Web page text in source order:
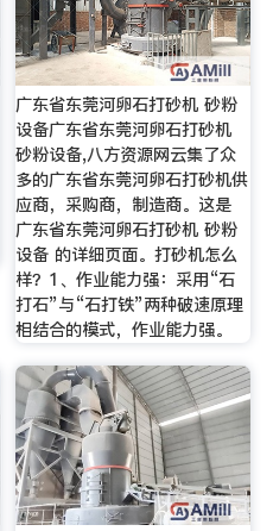
广东省东莞河卵石打砂机 砂粉
设备广东省东莞河卵石打砂机
砂粉设备,八方资源网云集了众
多的广东省东莞河卵石打砂机供
应商，采购商，制造商。这是
广东省东莞河卵石打砂机 砂粉
设备 的详细页面。打砂机怎么
样？1、作业能力强：采用“石
打石”与“石打铁”两种破速原理
相结合的模式，作业能力强。